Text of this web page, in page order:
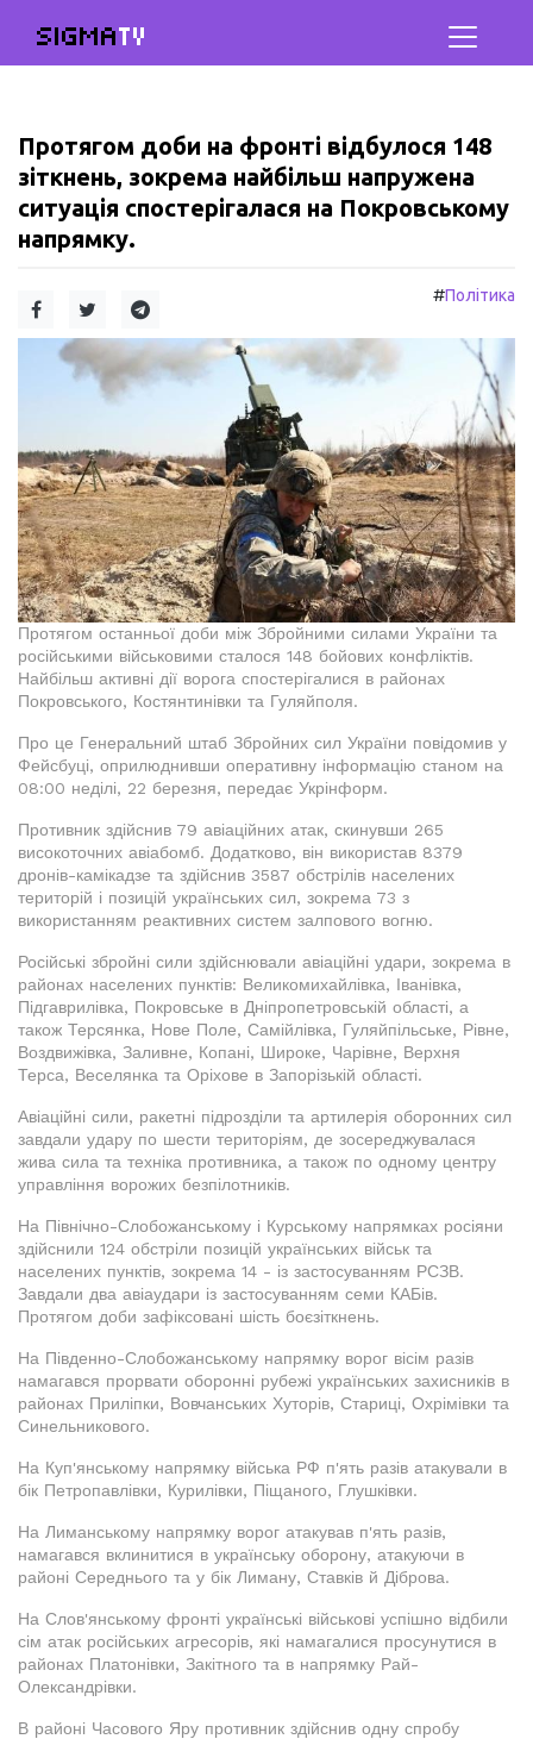
SIGMATV
Протягом доби на фронті відбулося 148
зіткнень, зокрема найбільш напружена
ситуація спостерігалася на Покровському
напрямку.
#Політика
Протягом останньої доби між Збройними силами України та
російськими військовими сталося 148 бойових конфліктів.
Найбільш активні дії ворога спостерігалися в районах
Покровського, Костянтинівки та Гуляйполя.
Про це Генеральний штаб Збройних сил України повідомив у
Фейсбуці, оприлюднивши оперативну інформацію станом на
08:00 неділі, 22 березня, передає Укрінформ.
Противник здійснив 79 авіаційних атак, скинувши 265
високоточних авіабомб. Додатково, він використав 8379
дронів-камікадзе та здійснив 3587 обстрілів населених
територій і позицій українських сил, зокрема 73 з
використанням реактивних систем залпового вогню.
Російські збройні сили здійснювали авіаційні удари, зокрема в
районах населених пунктів: Великомихайлівка, Іванівка,
Підгаврилівка, Покровське в Дніпропетровській області, а
також Терсянка, Нове Поле, Самійлівка, Гуляйпільське, Рівне,
Воздвижівка, Заливне, Копані, Широке, Чарівне, Верхня
Терса, Веселянка та Оріхове в Запорізькій області.
Авіаційні сили, ракетні підрозділи та артилерія оборонних сил
завдали удару по шести територіям, де зосереджувалася
жива сила та техніка противника, а також по одному центру
управління ворожих безпілотників.
На Північно-Слобожанському і Курському напрямках росіяни
здійснили 124 обстріли позицій українських військ та
населених пунктів, зокрема 14 - із застосуванням РСЗВ.
Завдали два авіаудари із застосуванням семи КАБів.
Протягом доби зафіксовані шість боєзіткнень.
На Південно-Слобожанському напрямку ворог вісім разів
намагався прорвати оборонні рубежі українських захисників в
районах Приліпки, Вовчанських Хуторів, Стариці, Охрімівки та
Синельникового.
На Куп'янському напрямку війська РФ п'ять разів атакували в
бік Петропавлівки, Курилівки, Піщаного, Глушківки.
На Лиманському напрямку ворог атакував п'ять разів,
намагався вклинитися в українську оборону, атакуючи в
районі Середнього та у бік Лиману, Ставків й Діброва.
На Слов'янському фронті українські військові успішно відбили
сім атак російських агресорів, які намагалися просунутися в
районах Платонівки, Закітного та в напрямку Рай-
Олександрівки.
В районі Часового Яру противник здійснив одну спробу